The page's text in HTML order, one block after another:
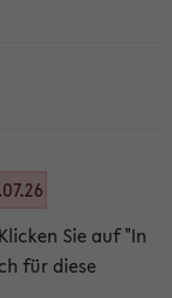
Sie auf "In
für diese